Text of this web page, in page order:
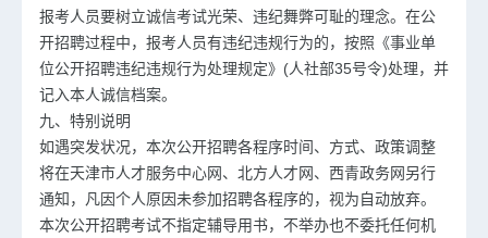
报考人员要树立诚信考试光荣、违纪舞弊可耻的理念。在公
开招聘过程中，报考人员有违纪违规行为的，按照《事业单
位公开招聘违纪违规行为处理规定》(人社部35号令)处理，并
记入本人诚信档案。
九、特别说明
如遇突发状况，本次公开招聘各程序时间、方式、政策调整
将在天津市人才服务中心网、北方人才网、西青政务网另行
通知，凡因个人原因未参加招聘各程序的，视为自动放弃。
本次公开招聘考试不指定辅导用书，不举办也不委托任何机